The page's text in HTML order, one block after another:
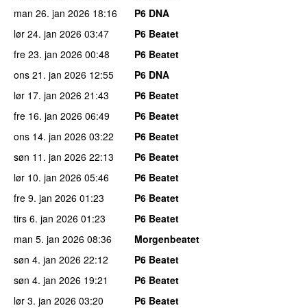
man 26. jan 2026 18:16
P6 DNA
lør 24. jan 2026 03:47
P6 Beatet
fre 23. jan 2026 00:48
P6 Beatet
ons 21. jan 2026 12:55
P6 DNA
lør 17. jan 2026 21:43
P6 Beatet
fre 16. jan 2026 06:49
P6 Beatet
ons 14. jan 2026 03:22
P6 Beatet
søn 11. jan 2026 22:13
P6 Beatet
lør 10. jan 2026 05:46
P6 Beatet
fre 9. jan 2026 01:23
P6 Beatet
tirs 6. jan 2026 01:23
P6 Beatet
man 5. jan 2026 08:36
Morgenbeatet
søn 4. jan 2026 22:12
P6 Beatet
søn 4. jan 2026 19:21
P6 Beatet
lør 3. jan 2026 03:20
P6 Beatet